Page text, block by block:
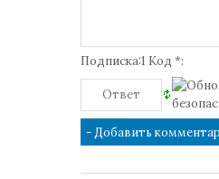
Подписка:1 Код *: